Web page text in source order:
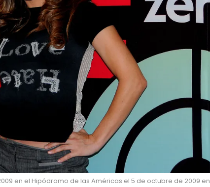
en el Hipódromo de las Américas el 5 de octubre de 2009 en